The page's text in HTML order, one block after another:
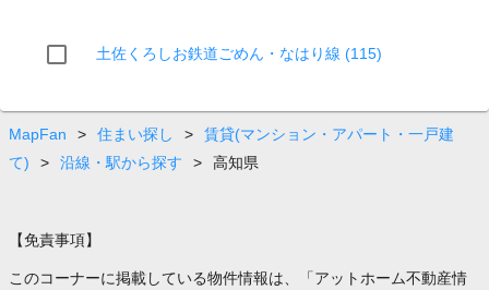
土佐くろしお鉄道ごめん・なはり線 (115)
MapFan > 住まい探し >
賃貸(マンション・アパート・一戸建
て)
> 沿線・駅から探す > 高知県
【免責事項】
このコーナーに掲載している物件情報は、「アットホーム不動産情